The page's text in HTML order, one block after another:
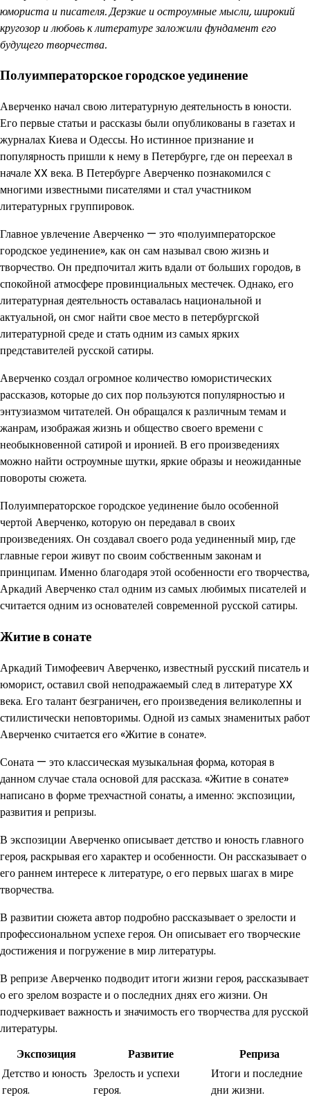
юмориста и писателя. Дерзкие и остроумные мысли, широкий
кругозор и любовь к литературе заложили фундамент его
будущего творчества.
Полуимператорское городское уединение
Аверченко начал свою литературную деятельность в юности.
Его первые статьи и рассказы были опубликованы в газетах и
журналах Киева и Одессы. Но истинное признание и
популярность пришли к нему в Петербурге, где он переехал в
начале XX века. В Петербурге Аверченко познакомился с
многими известными писателями и стал участником
литературных группировок.
Главное увлечение Аверченко — это «полуимператорское
городское уединение», как он сам называл свою жизнь и
творчество. Он предпочитал жить вдали от больших городов, в
спокойной атмосфере провинциальных местечек. Однако, его
литературная деятельность оставалась национальной и
актуальной, он смог найти свое место в петербургской
литературной среде и стать одним из самых ярких
представителей русской сатиры.
Аверченко создал огромное количество юмористических
рассказов, которые до сих пор пользуются популярностью и
энтузиазмом читателей. Он обращался к различным темам и
жанрам, изображая жизнь и общество своего времени с
необыкновенной сатирой и иронией. В его произведениях
можно найти остроумные шутки, яркие образы и неожиданные
повороты сюжета.
Полуимператорское городское уединение было особенной
чертой Аверченко, которую он передавал в своих
произведениях. Он создавал своего рода уединенный мир, где
главные герои живут по своим собственным законам и
принципам. Именно благодаря этой особенности его творчества,
Аркадий Аверченко стал одним из самых любимых писателей и
считается одним из основателей современной русской сатиры.
Житие в сонате
Аркадий Тимофеевич Аверченко, известный русский писатель и
юморист, оставил свой неподражаемый след в литературе XX
века. Его талант безграничен, его произведения великолепны и
стилистически неповторимы. Одной из самых знаменитых работ
Аверченко считается его «Житие в сонате».
Соната — это классическая музыкальная форма, которая в
данном случае стала основой для рассказа. «Житие в сонате»
написано в форме трехчастной сонаты, а именно: экспозиции,
развития и репризы.
В экспозиции Аверченко описывает детство и юность главного
героя, раскрывая его характер и особенности. Он рассказывает о
его раннем интересе к литературе, о его первых шагах в мире
творчества.
В развитии сюжета автор подробно рассказывает о зрелости и
профессиональном успехе героя. Он описывает его творческие
достижения и погружение в мир литературы.
В репризе Аверченко подводит итоги жизни героя, рассказывает
о его зрелом возрасте и о последних днях его жизни. Он
подчеркивает важность и значимость его творчества для русской
литературы.
Экспозиция
Развитие
Реприза
Детство и юность
героя.
Зрелость и успехи
героя.
Итоги и последние
дни жизни.